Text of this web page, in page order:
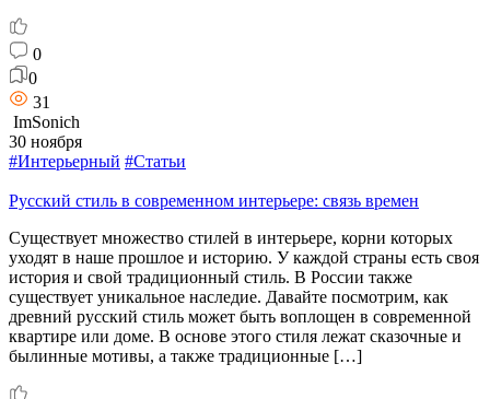
0
0
31
ImSonich
30 ноября
#Интерьерный #Статьи
Русский стиль в современном интерьере: связь времен
Существует множество стилей в интерьере, корни которых
уходят в наше прошлое и историю. У каждой страны есть своя
история и свой традиционный стиль. В России также
существует уникальное наследие. Давайте посмотрим, как
древний русский стиль может быть воплощен в современной
квартире или доме. В основе этого стиля лежат сказочные и
былинные мотивы, а также традиционные […]